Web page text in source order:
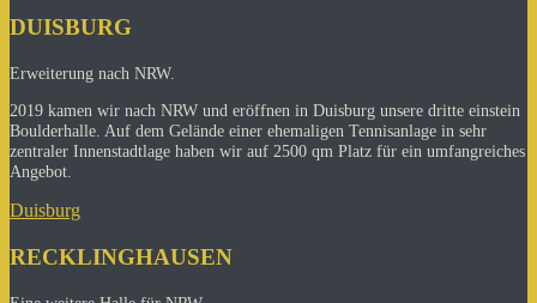
DUISBURG
Erweiterung nach NRW.
2019 kamen wir nach NRW und eröffnen in Duisburg unsere dritte einstein
Boulderhalle. Auf dem Gelände einer ehemaligen Tennisanlage in sehr
zentraler Innenstadtlage haben wir auf 2500 qm Platz für ein umfangreiches
Angebot.
Duisburg
RECKLINGHAUSEN